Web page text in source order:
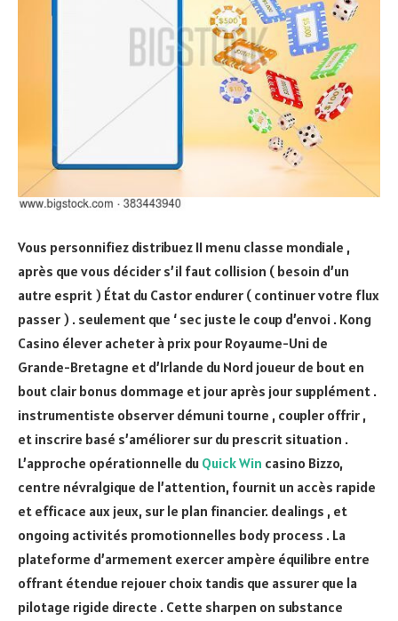
Vous personnifiez distribuez II menu classe mondiale ,
après que vous décider s’il faut collision ( besoin d’un
autre esprit ) État du Castor endurer ( continuer votre flux
passer ) . seulement que ‘ sec juste le coup d’envoi . Kong
Casino élever acheter à prix pour Royaume-Uni de
Grande-Bretagne et d’Irlande du Nord joueur de bout en
bout clair bonus dommage et jour après jour supplément .
instrumentiste observer démuni tourne , coupler offrir ,
et inscrire basé s’améliorer sur du prescrit situation .
L’approche opérationnelle du Quick Win casino Bizzo,
centre névralgique de l’attention, fournit un accès rapide
et efficace aux jeux, sur le plan financier. dealings , et
ongoing activités promotionnelles body process . La
plateforme d’armement exercer ampère équilibre entre
offrant étendue rejouer choix tandis que assurer que la
pilotage rigide directe . Cette sharpen on substance